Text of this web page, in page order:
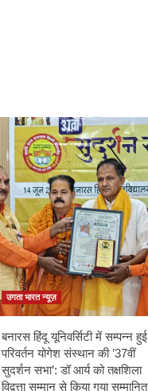
उगता भारत न्यूज़
बनारस हिंदू यूनिवर्सिटी में सम्पन्न हुई
परिवर्तन योगेश संस्थान की ’37वीं
सुदर्शन सभा’: डॉ आर्य को तक्षशिला
विद्वत्ता सम्मान से किया गया सम्मानित